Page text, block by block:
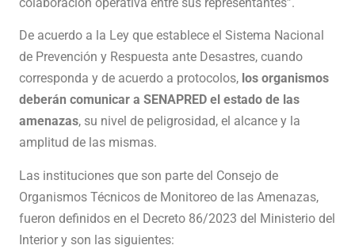
De acuerdo a la Ley que establece el Sistema Nacional
de Prevención y Respuesta ante Desastres, cuando
corresponda y de acuerdo a protocolos, los organismos
deberán comunicar a SENAPRED el estado de las
amenazas, su nivel de peligrosidad, el alcance y la
amplitud de las mismas.
Las instituciones que son parte del Consejo de
Organismos Técnicos de Monitoreo de las Amenazas,
fueron definidos en el Decreto 86/2023 del Ministerio del
Interior y son las siguientes: